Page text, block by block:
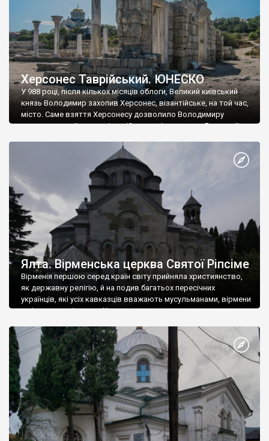
Херсонес Таврійський. ЮНЕСКО
У 988 році, після кількох місяців облоги, Великий київський
князь Володимир захопив Херсонес, візантійське, на той час,
місто. Саме взяття Херсонесу дозволило Володимиру
диктувати свої умови візантійському імператору Василю ІІ, та
Херсонесі Володимир-язичник, став Василем-християнином.
А потім було Хрещення Русі. На честь Херсонесу Таврійського
Ялта. Вірменська церква Святої Ріпсіме
Вірменія першою серед країн світу прийняла християнство,
як державну релігію, й на подив багатьох пересічних
українців, які усіх кавказців вважають мусульманами, вірмени
є відданими вірянами Христа